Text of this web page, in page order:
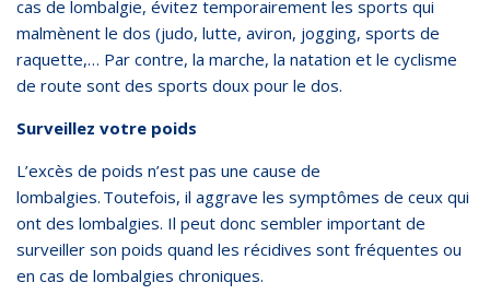
cas de lombalgie, évitez temporairement les sports qui
malmènent le dos (judo, lutte, aviron, jogging, sports de
raquette,… Par contre, la marche, la natation et le cyclisme
de route sont des sports doux pour le dos.
Surveillez votre poids
L’excès de poids n’est pas une cause de
lombalgies. Toutefois, il aggrave les symptômes de ceux qui
ont des lombalgies. Il peut donc sembler important de
surveiller son poids quand les récidives sont fréquentes ou
en cas de lombalgies chroniques.